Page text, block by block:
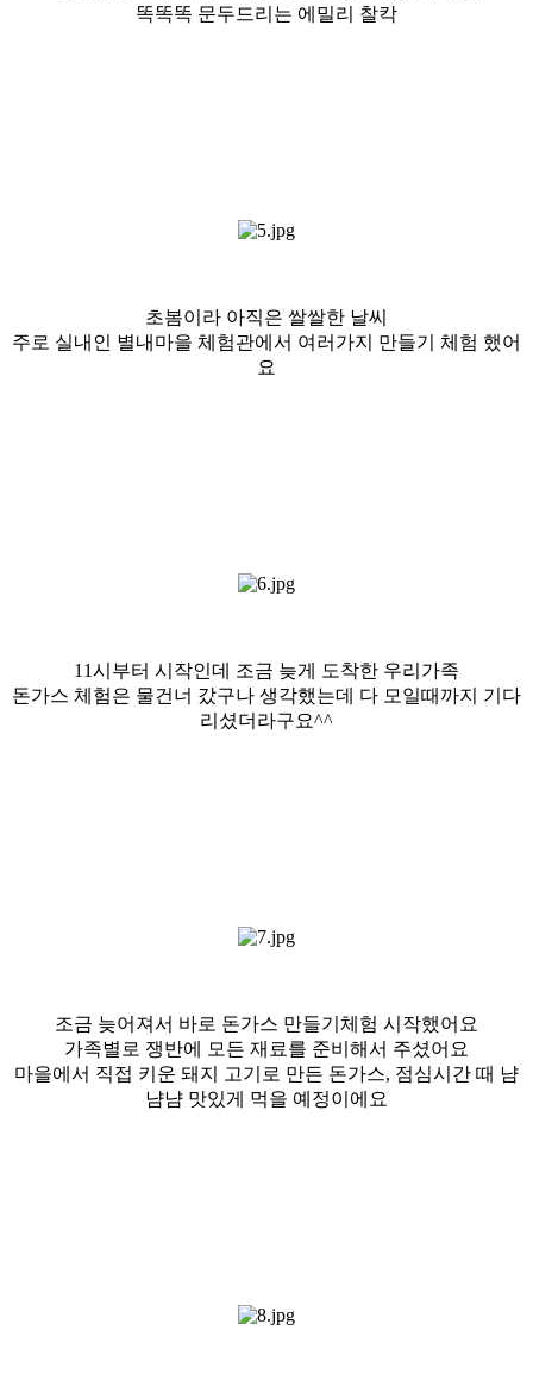
똑똑똑 문두드리는 에밀리 찰칵
초봄이라 아직은 쌀쌀한 날씨
주로 실내인 별내마을 체험관에서 여러가지 만들기 체험 했어
요
11시부터 시작인데 조금 늦게 도착한 우리가족
돈가스 체험은 물건너 갔구나 생각했는데 다 모일때까지 기다
리셨더라구요^^
조금 늦어져서 바로 돈가스 만들기체험 시작했어요
가족별로 쟁반에 모든 재료를 준비해서 주셨어요
마을에서 직접 키운 돼지 고기로 만든 돈가스, 점심시간 때 냠
냠냠 맛있게 먹을 예정이에요